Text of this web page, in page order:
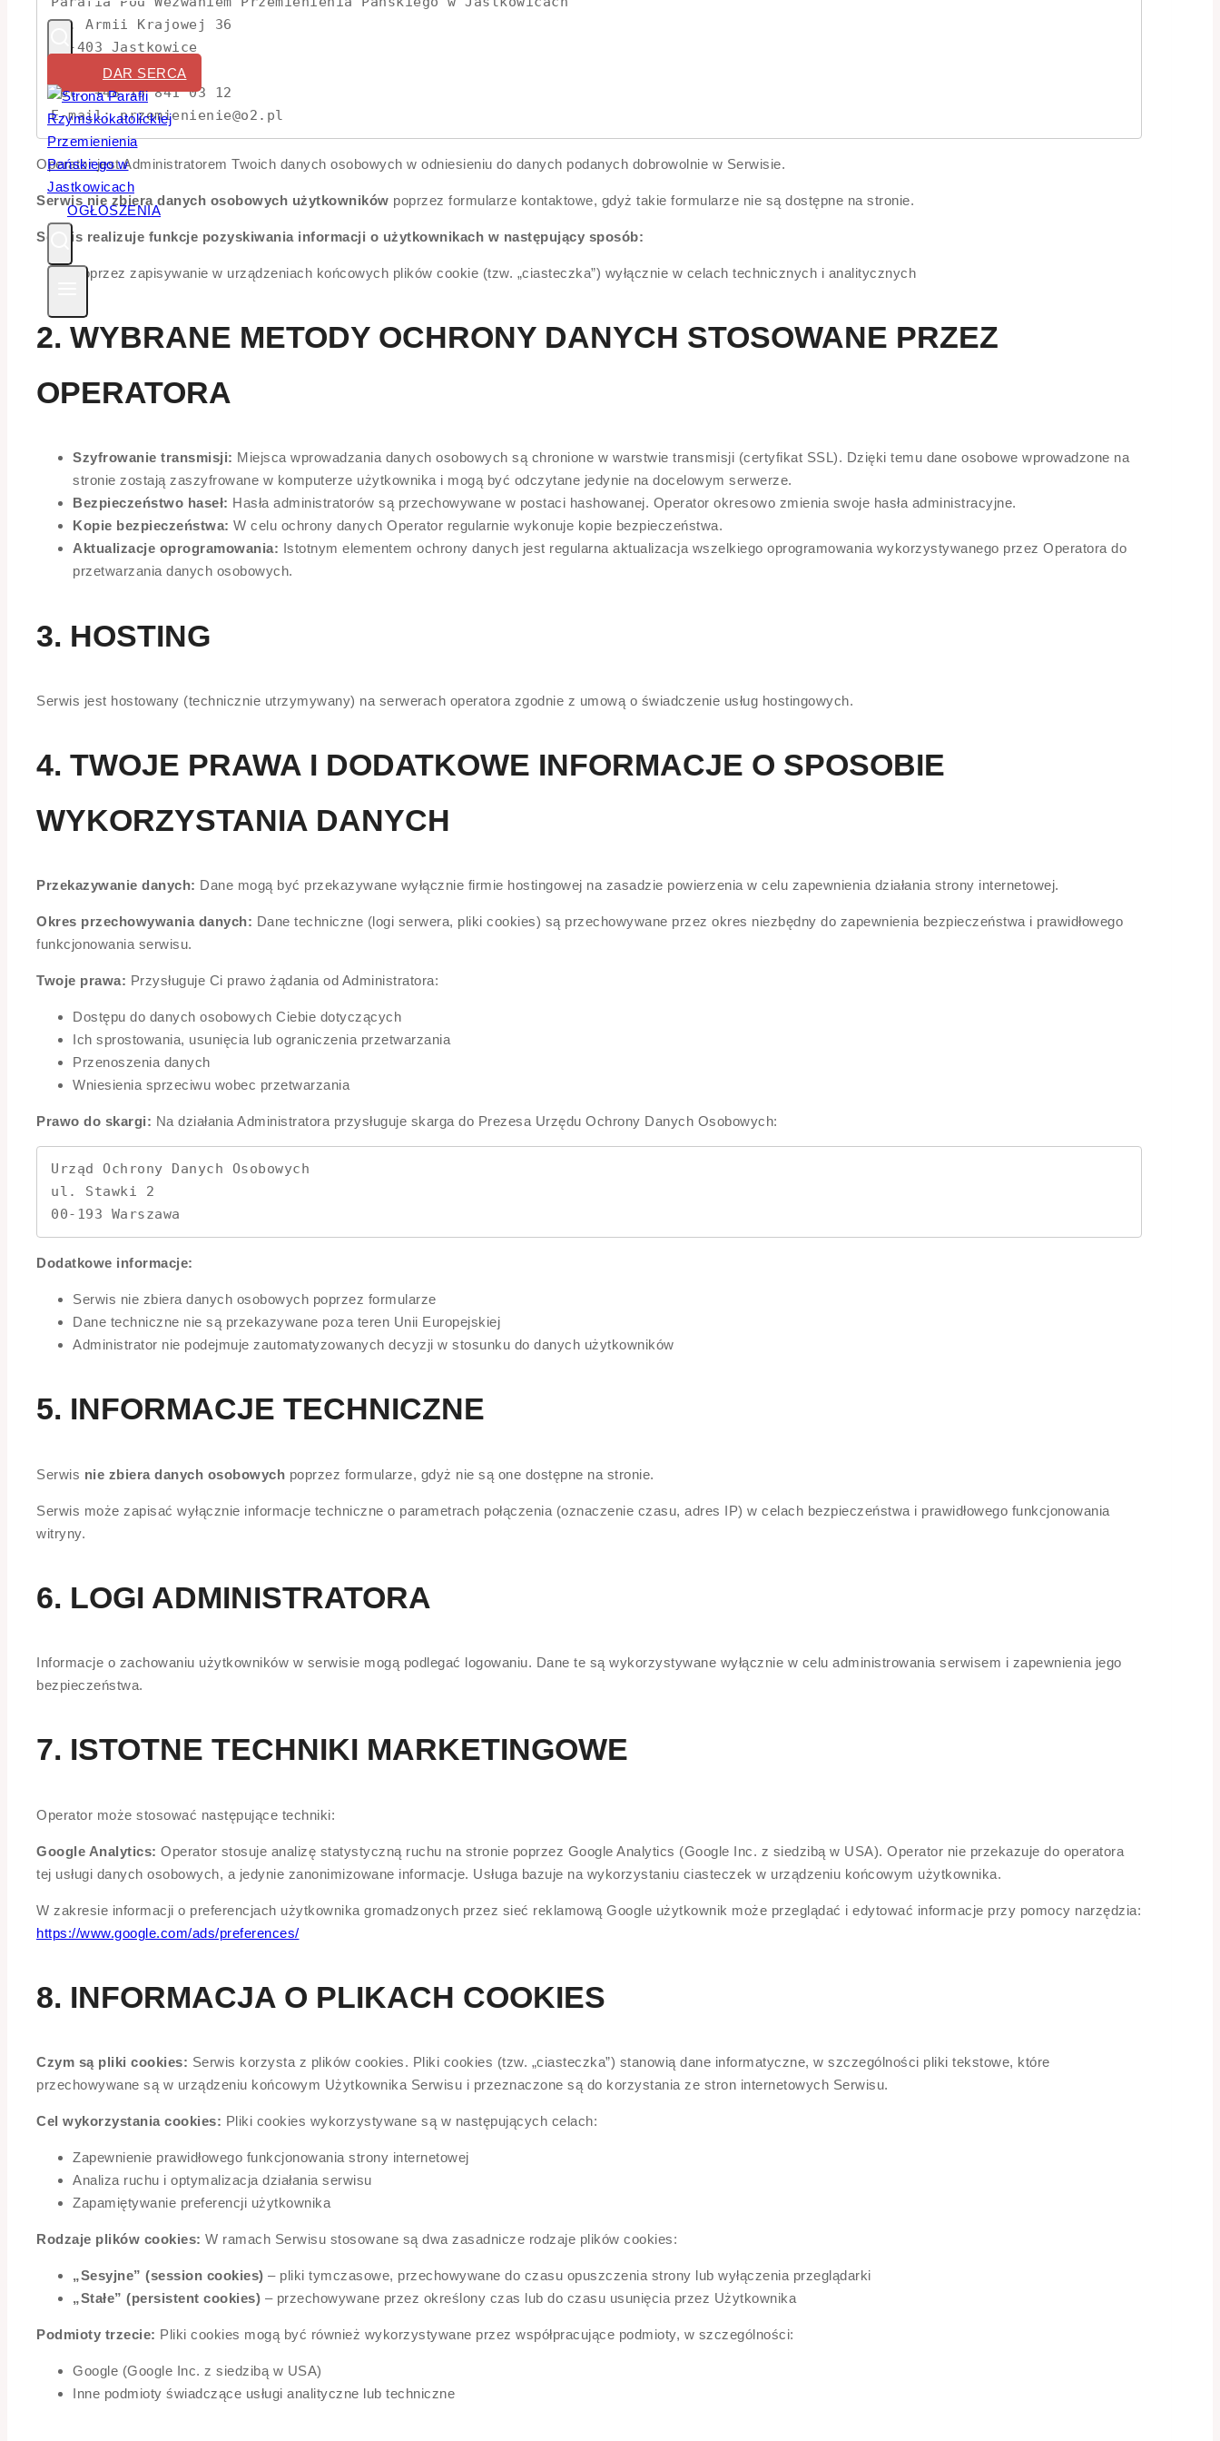
DAR SERCA
OGŁOSZENIA
ul. Armii Krajowej 36
37-403 Jastkowice
woj. podkarpackie
Tel: +48 15 841 03 12
E-mail: przemienienie@o2.pl
Operator jest Administratorem Twoich danych osobowych w odniesieniu do danych podanych dobrowolnie w Serwisie.
Serwis nie zbiera danych osobowych użytkowników poprzez formularze kontaktowe, gdyż takie formularze nie są dostępne na stronie.
Serwis realizuje funkcje pozyskiwania informacji o użytkownikach w następujący sposób:
Poprzez zapisywanie w urządzeniach końcowych plików cookie (tzw. „ciasteczka”) wyłącznie w celach technicznych i analitycznych
2. WYBRANE METODY OCHRONY DANYCH STOSOWANE PRZEZ
OPERATORA
Szyfrowanie transmisji: Miejsca wprowadzania danych osobowych są chronione w warstwie transmisji (certyfikat SSL). Dzięki temu dane osobowe wprowadzone na
stronie zostają zaszyfrowane w komputerze użytkownika i mogą być odczytane jedynie na docelowym serwerze.
Bezpieczeństwo haseł: Hasła administratorów są przechowywane w postaci hashowanej. Operator okresowo zmienia swoje hasła administracyjne.
Kopie bezpieczeństwa: W celu ochrony danych Operator regularnie wykonuje kopie bezpieczeństwa.
Aktualizacje oprogramowania: Istotnym elementem ochrony danych jest regularna aktualizacja wszelkiego oprogramowania wykorzystywanego przez Operatora do
przetwarzania danych osobowych.
3. HOSTING
Serwis jest hostowany (technicznie utrzymywany) na serwerach operatora zgodnie z umową o świadczenie usług hostingowych.
4. TWOJE PRAWA I DODATKOWE INFORMACJE O SPOSOBIE
WYKORZYSTANIA DANYCH
Przekazywanie danych: Dane mogą być przekazywane wyłącznie firmie hostingowej na zasadzie powierzenia w celu zapewnienia działania strony internetowej.
Okres przechowywania danych: Dane techniczne (logi serwera, pliki cookies) są przechowywane przez okres niezbędny do zapewnienia bezpieczeństwa i prawidłowego
funkcjonowania serwisu.
Twoje prawa: Przysługuje Ci prawo żądania od Administratora:
Dostępu do danych osobowych Ciebie dotyczących
Ich sprostowania, usunięcia lub ograniczenia przetwarzania
Przenoszenia danych
Wniesienia sprzeciwu wobec przetwarzania
Prawo do skargi: Na działania Administratora przysługuje skarga do Prezesa Urzędu Ochrony Danych Osobowych:
Urząd Ochrony Danych Osobowych
ul. Stawki 2
00-193 Warszawa
Dodatkowe informacje:
Serwis nie zbiera danych osobowych poprzez formularze
Dane techniczne nie są przekazywane poza teren Unii Europejskiej
Administrator nie podejmuje zautomatyzowanych decyzji w stosunku do danych użytkowników
5. INFORMACJE TECHNICZNE
Serwis nie zbiera danych osobowych poprzez formularze, gdyż nie są one dostępne na stronie.
Serwis może zapisać wyłącznie informacje techniczne o parametrach połączenia (oznaczenie czasu, adres IP) w celach bezpieczeństwa i prawidłowego funkcjonowania
witryny.
6. LOGI ADMINISTRATORA
Informacje o zachowaniu użytkowników w serwisie mogą podlegać logowaniu. Dane te są wykorzystywane wyłącznie w celu administrowania serwisem i zapewnienia jego
bezpieczeństwa.
7. ISTOTNE TECHNIKI MARKETINGOWE
Operator może stosować następujące techniki:
Google Analytics: Operator stosuje analizę statystyczną ruchu na stronie poprzez Google Analytics (Google Inc. z siedzibą w USA). Operator nie przekazuje do operatora
tej usługi danych osobowych, a jedynie zanonimizowane informacje. Usługa bazuje na wykorzystaniu ciasteczek w urządzeniu końcowym użytkownika.
W zakresie informacji o preferencjach użytkownika gromadzonych przez sieć reklamową Google użytkownik może przeglądać i edytować informacje przy pomocy narzędzia:
https://www.google.com/ads/preferences/
8. INFORMACJA O PLIKACH COOKIES
Czym są pliki cookies: Serwis korzysta z plików cookies. Pliki cookies (tzw. „ciasteczka”) stanowią dane informatyczne, w szczególności pliki tekstowe, które
przechowywane są w urządzeniu końcowym Użytkownika Serwisu i przeznaczone są do korzystania ze stron internetowych Serwisu.
Cel wykorzystania cookies: Pliki cookies wykorzystywane są w następujących celach:
Zapewnienie prawidłowego funkcjonowania strony internetowej
Analiza ruchu i optymalizacja działania serwisu
Zapamiętywanie preferencji użytkownika
Rodzaje plików cookies: W ramach Serwisu stosowane są dwa zasadnicze rodzaje plików cookies:
„Sesyjne” (session cookies) – pliki tymczasowe, przechowywane do czasu opuszczenia strony lub wyłączenia przeglądarki
„Stałe” (persistent cookies) – przechowywane przez określony czas lub do czasu usunięcia przez Użytkownika
Podmioty trzecie: Pliki cookies mogą być również wykorzystywane przez współpracujące podmioty, w szczególności:
Google (Google Inc. z siedzibą w USA)
Inne podmioty świadczące usługi analityczne lub techniczne